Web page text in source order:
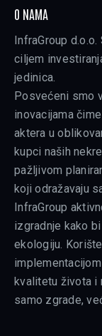
O NAMA
InfraGroup
ciljem
jedinica.
Posvećeni smo
inovacijama
aktera u
kupci naših
pažljivom
koji odražavaju
InfraGroup
izgradnje kako
ekologiju.
kvalitetu života i
samo zgrade,